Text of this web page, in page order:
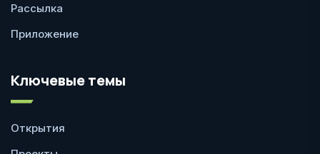
Рассылка
Приложение
Ключевые темы
Открытия